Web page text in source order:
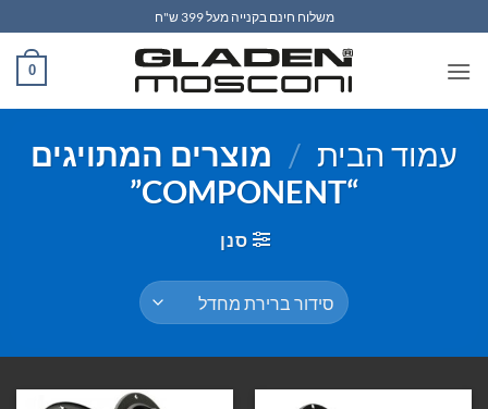
to
content
משלוח חינם בקנייה מעל 399 ש"ח
0
עמוד הבית / מוצרים המתויגים
“COMPONENT”
סנן